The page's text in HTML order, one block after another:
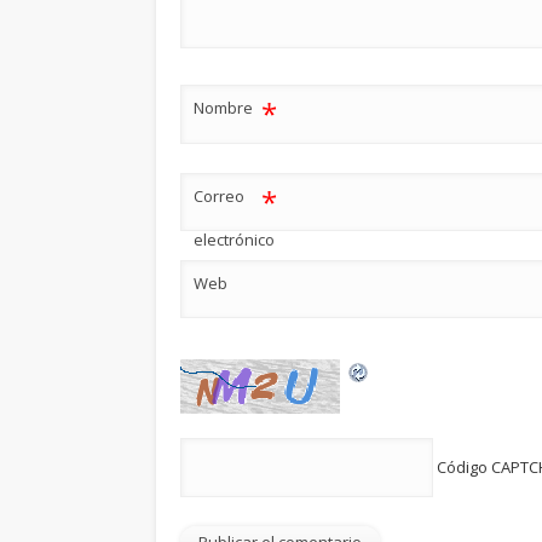
Nombre *
Correo
electrónico
*
Web
Código